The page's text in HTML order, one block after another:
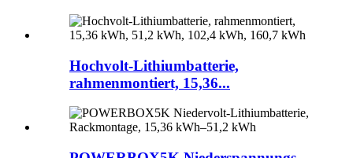
Hochvolt-Lithiumbatterie,
rahmenmontiert, 15,36...